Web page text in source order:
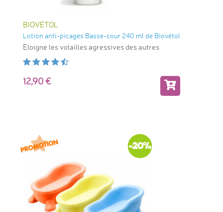
BIOVETOL
Lotion anti-picages Basse-cour 240 ml de Biovétol
Eloigne les volailles agressives des autres
12,90
-20%